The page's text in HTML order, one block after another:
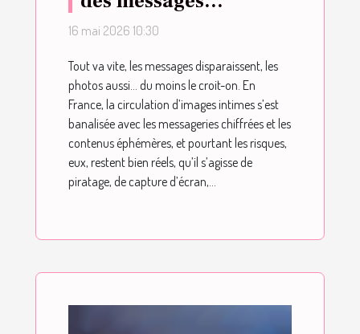
rencontre la fragilité
quel risque pour vos
données ?
16 mai 2026 10:30
Tout va vite, les messages disparaissent, les
photos aussi… du moins le croit-on. En
France, la circulation d’images intimes s’est
banalisée avec les messageries chiffrées et les
contenus éphémères, et pourtant les risques,
eux, restent bien réels, qu’il s’agisse de
piratage, de capture d’écran,...